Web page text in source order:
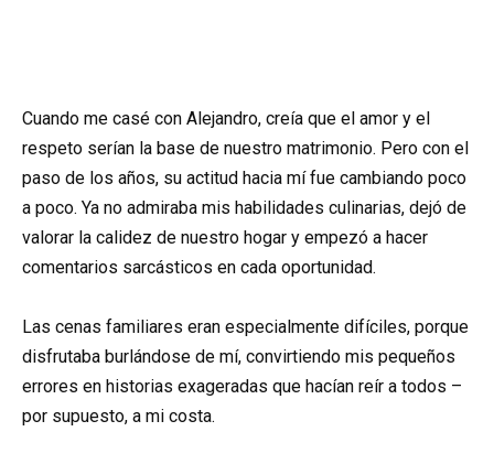
Cuando me casé con Alejandro, creía que el amor y el
respeto serían la base de nuestro matrimonio. Pero con el
paso de los años, su actitud hacia mí fue cambiando poco
a poco. Ya no admiraba mis habilidades culinarias, dejó de
valorar la calidez de nuestro hogar y empezó a hacer
comentarios sarcásticos en cada oportunidad.
Las cenas familiares eran especialmente difíciles, porque
disfrutaba burlándose de mí, convirtiendo mis pequeños
errores en historias exageradas que hacían reír a todos –
por supuesto, a mi costa.